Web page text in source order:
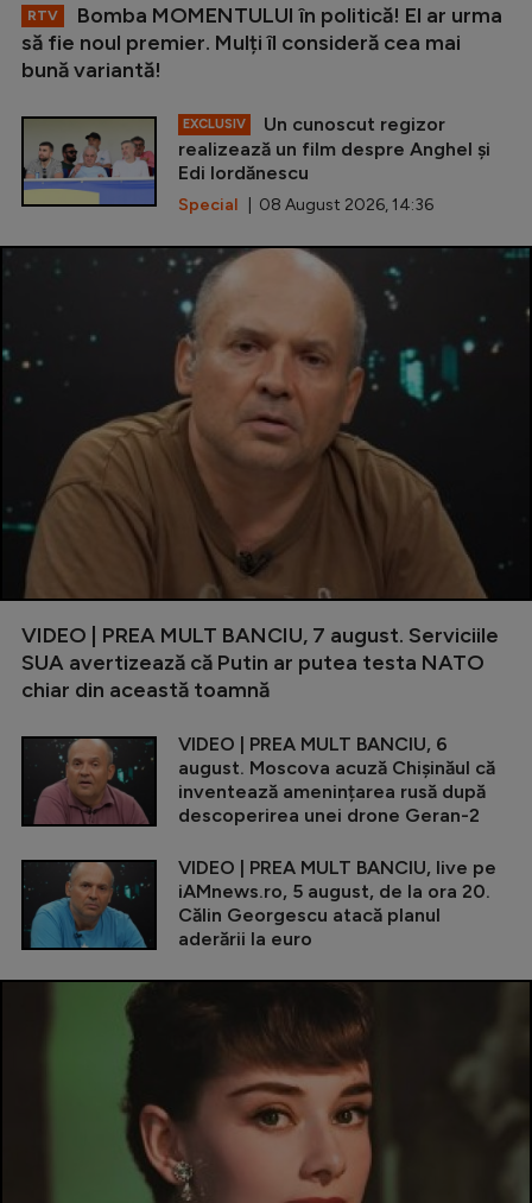
RTV
Bomba MOMENTULUI în politică! El ar urma
să fie noul premier. Mulți îl consideră cea mai
bună variantă!
EXCLUSIV
Un cunoscut regizor
realizează un film despre Anghel și
Edi Iordănescu
Special | 08 August 2026, 14:36
VIDEO | PREA MULT BANCIU, 7 august. Serviciile
SUA avertizează că Putin ar putea testa NATO
chiar din această toamnă
VIDEO | PREA MULT BANCIU, 6
august. Moscova acuză Chișinăul că
inventează amenințarea rusă după
descoperirea unei drone Geran-2
VIDEO | PREA MULT BANCIU, live pe
iAMnews.ro, 5 august, de la ora 20.
Călin Georgescu atacă planul
aderării la euro